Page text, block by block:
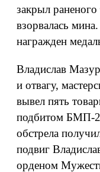
закрыл
взорвалась
награжден
Владислав
и отвагу,
вывел пять
подбитом БМП-
обстрела
подвиг
орденом